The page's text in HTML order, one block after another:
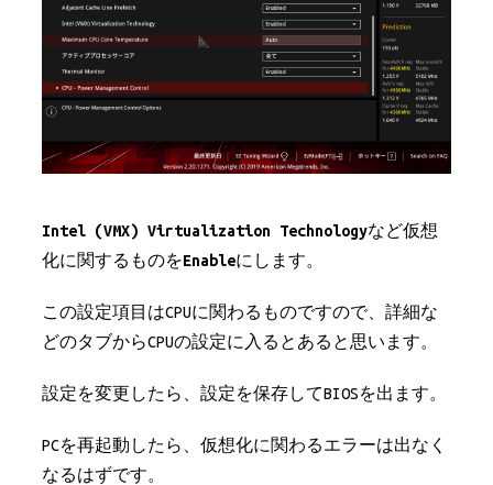
Intel (VMX) Virtualization Technologyなど仮想
化に関するものをEnableにします。
この設定項目はCPUに関わるものですので、詳細な
どのタブからCPUの設定に入るとあると思います。
設定を変更したら、設定を保存してBIOSを出ます。
PCを再起動したら、仮想化に関わるエラーは出なく
なるはずです。